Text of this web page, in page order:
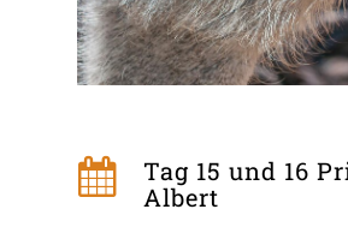
Tag 15 und 16
Albert